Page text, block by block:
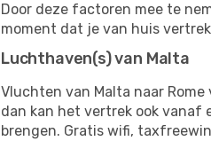
Door deze factoren mee te
moment dat je van huis
Luchthaven(s) van Malta
Vluchten van Malta naar
dan kan het vertrek ook vanaf
brengen. Gratis wifi,